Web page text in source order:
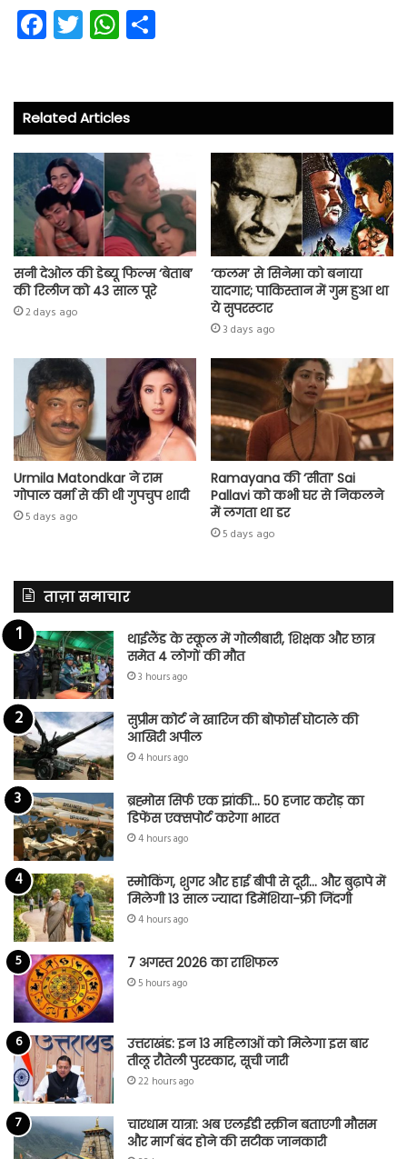
Fa
ce
o
ok
T
wi
er
W
ha
A
p
p
Related Articles
सनी देओल की डेब्यू फिल्म ‘बेताब’
की रिलीज को 43 साल पूरे
2 days ago
‘कलम’ से सिनेमा को बनाया
यादगार; पाकिस्तान में गुम हुआ था
ये सुपरस्टार
3 days ago
Urmila Matondkar ने राम
गोपाल वर्मा से की थी गुपचुप शादी
5 days ago
Ramayana की ‘सीता’ Sai
Pallavi को कभी घर से निकलने
में लगता था डर
5 days ago
ताज़ा समाचार
थाईलैंड के स्कूल में गोलीबारी, शिक्षक और छात्र
समेत 4 लोगों की मौत
3 hours ago
सुप्रीम कोर्ट ने खारिज की बोफोर्स घोटाले की
आखिरी अपील
4 hours ago
ब्रह्मोस सिर्फ एक झांकी… 50 हजार करोड़ का
डिफेंस एक्सपोर्ट करेगा भारत
4 hours ago
स्मोकिंग, शुगर और हाई बीपी से दूरी… और बुढ़ापे में
मिलेगी 13 साल ज्यादा डिमेंशिया-फ्री जिंदगी
4 hours ago
7 अगस्त 2026 का राशिफल
5 hours ago
उत्तराखंड: इन 13 महिलाओं को मिलेगा इस बार
तीलू रौतेली पुरस्कार, सूची जारी
22 hours ago
चारधाम यात्रा: अब एलईडी स्क्रीन बताएगी मौसम
और मार्ग बंद होने की सटीक जानकारी